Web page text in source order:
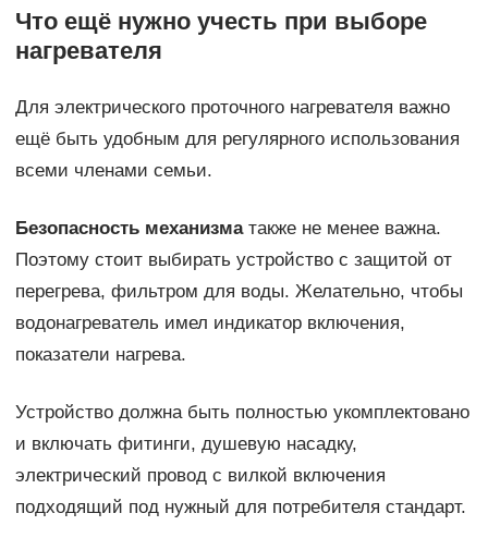
Что ещё нужно учесть при выборе
нагревателя
Для электрического проточного нагревателя важно
ещё быть удобным для регулярного использования
всеми членами семьи.
Безопасность механизматакже не менее важна.
Поэтому стоит выбирать устройство с защитой от
перегрева, фильтром для воды. Желательно, чтобы
водонагреватель имел индикатор включения,
показатели нагрева.
Устройство должна быть полностью укомплектовано
и включать фитинги, душевую насадку,
электрический провод с вилкой включения
подходящий под нужный для потребителя стандарт.